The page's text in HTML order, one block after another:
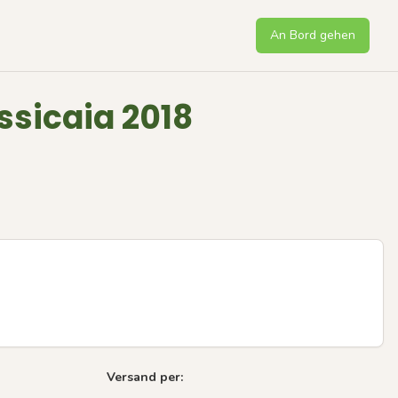
An Bord gehen
2018
Versand per: